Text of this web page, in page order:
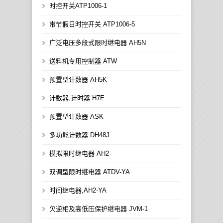
时控开关ATP1006-1
带节假日时控开关 ATP1006-5
广泛电压多段式限时继电器 AH5N
送料机专用控制器 ATW
预置型计数器 AH5K
计数器,计时器 H7E
预置型计数器 ASK
多功能计数器 DH48J
模拟限时继电器 AH2
双调型限时继电器 ATDV-YA
时间继电器,AH2-YA
欠逆相及高低压保护继电器 JVM-1